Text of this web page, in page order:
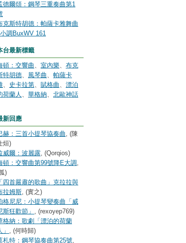
德爾頌：鋼琴三重奏曲第1
克斯特胡德：帕薩卡雅舞曲
調BuxWV 161
台最新標籤
頓：交響曲、 室內樂、 布克
特胡德、 風琴曲、 帕薩卡
、 史卡拉第、 賦格曲、 漂泊
荷蘭人 、 華格納、 北歐神話
新回應
赫：三首小提琴協奏曲, (陳
烜)
威爾：波麗露, (Qorqios)
頓：交響曲第99號降E大調,
)
「四首嚴肅的歌曲」克拉拉與
拉姆斯, (實之)
格尼尼：小提琴變奏曲「威
斯狂歡節」 , (rexoyep769)
格納：歌劇「漂泊的荷蘭
」 , (何時歸)
札特：鋼琴協奏曲第25號,